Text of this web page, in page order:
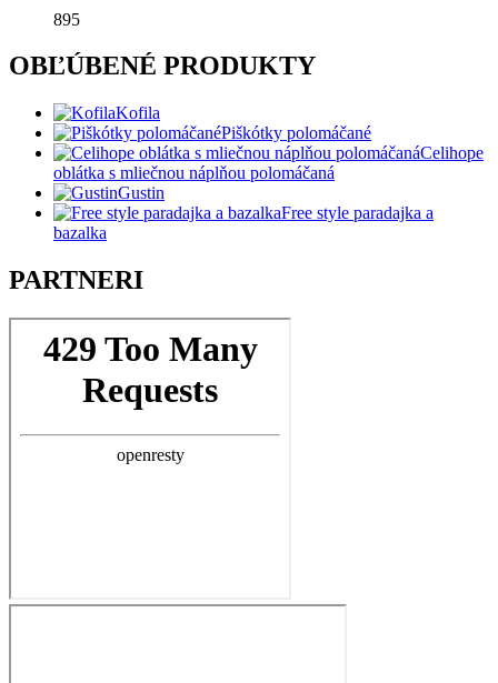
895
OBĽÚBENÉ PRODUKTY
Kofila
Piškótky polomáčané
Celihope
oblátka s mliečnou náplňou polomáčaná
Gustin
Free style paradajka a
bazalka
PARTNERI